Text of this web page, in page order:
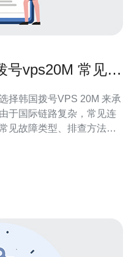
号vps20M 常见连
择韩国拨号VPS 20M 来承
于国际链路复杂，常见连
见故障类型、排查方法与